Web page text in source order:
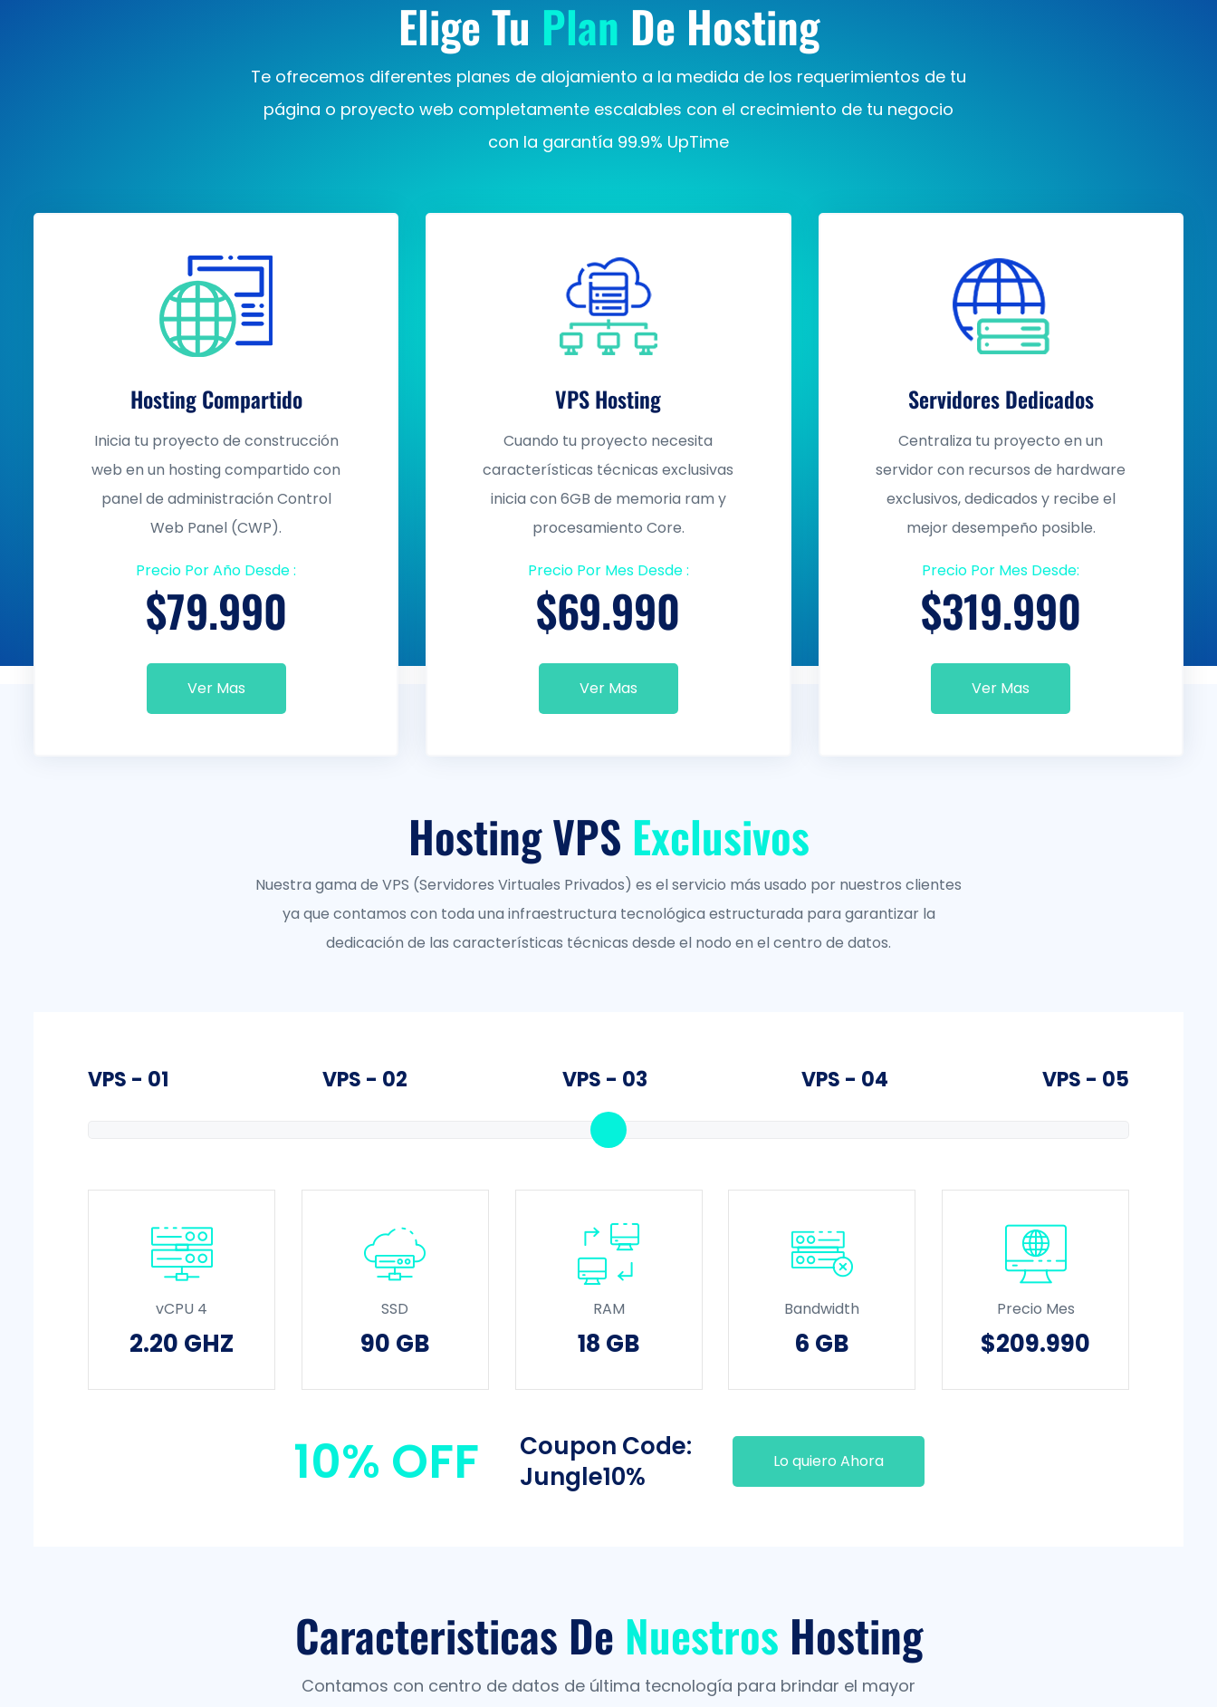
Elige Tu Plan De Hosting
Te ofrecemos diferentes planes de alojamiento a la medida de los requerimientos de tu
página o proyecto web completamente escalables con el crecimiento de tu negocio
con la garantía 99.9% UpTime
Hosting Compartido
Inicia tu proyecto de construcción
web en un hosting compartido con
panel de administración Control
Web Panel (CWP).
Precio Por Año Desde :
$79.990
Ver Mas
VPS Hosting
Cuando tu proyecto necesita
características técnicas exclusivas
inicia con 6GB de memoria ram y
procesamiento Core.
Precio Por Mes Desde :
$69.990
Ver Mas
Servidores Dedicados
Centraliza tu proyecto en un
servidor con recursos de hardware
exclusivos, dedicados y recibe el
mejor desempeño posible.
Precio Por Mes Desde:
$319.990
Ver Mas
Hosting VPS Exclusivos
Nuestra gama de VPS (Servidores Virtuales Privados) es el servicio más usado por nuestros clientes
ya que contamos con toda una infraestructura tecnológica estructurada para garantizar la
dedicación de las características técnicas desde el nodo en el centro de datos.
VPS - 01 VPS - 02 VPS - 03 VPS - 04 VPS - 05
vCPU 4
2.20 GHZ
SSD
90 GB
RAM
18 GB
Bandwidth
6 GB
Precio Mes
$209.990
10% OFF
Coupon Code:
Jungle10%
Lo quiero Ahora
Caracteristicas De Nuestros Hosting
Contamos con centro de datos de última tecnología para brindar el mayor